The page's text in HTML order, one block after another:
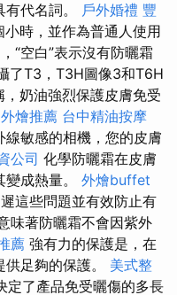
代名詞。 戶外婚禮 豐
時，並作為普通人使用
“空白”表示沒有防曬霜
了T3，T3H圖像3和T6H
奶油強烈保護皮膚免受
外燴推薦 台中精油按摩
敏感的相機，您的皮膚
公司 化學防曬霜在皮膚
成熱量。 外燴buffet
這些問題並有效防止有
味著防曬霜不會因紫外
薦 強有力的保護是，在
足夠的保護。 美式整
定了產品免受曬傷的多長